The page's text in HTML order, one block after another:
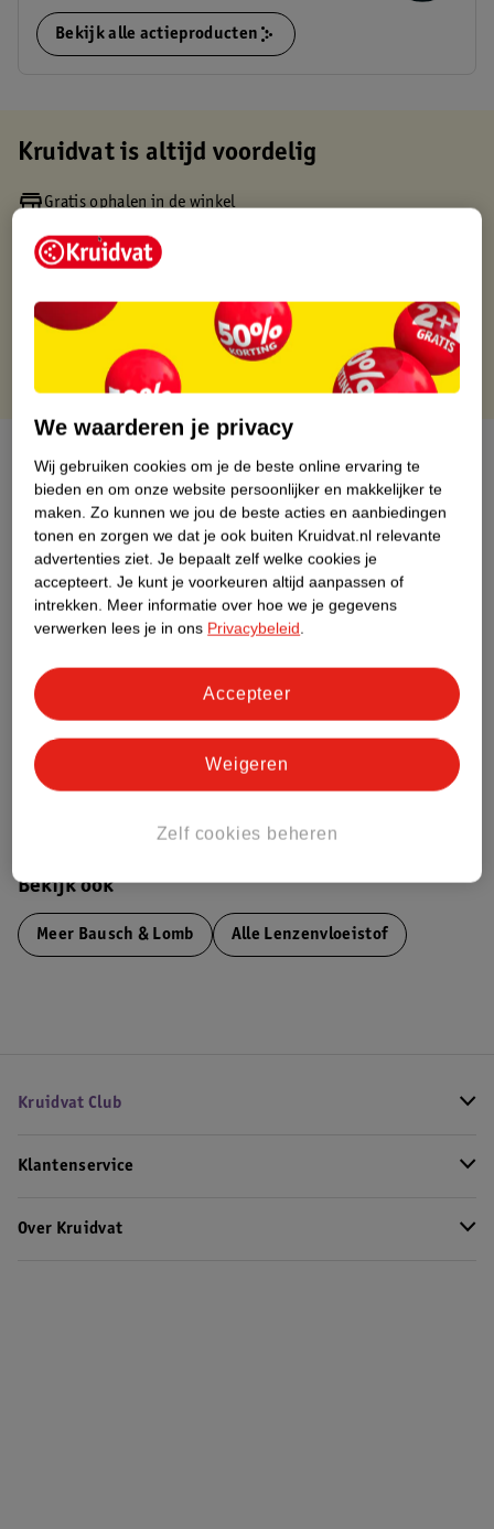
Bekijk alle actieproducten
Kruidvat is altijd voordelig
Gratis ophalen in de winkel
Gratis thuisbezorgd vanaf 50.00
Gratis punten met je Kruidvat kaart
Over dit product
Productinformatie
Etiketinformatie
Nature Impact Score
Dit product heeft (nog) geen Nature
Impact Score.
Bekijk ook
Meer Bausch & Lomb Alle Lenzenvloeistof
Kruidvat Club
Klantenservice
Over Kruidvat
We waarderen je privacy
Wij gebruiken cookies om je de beste online ervaring te
bieden en om onze website persoonlijker en makkelijker te
maken. Zo kunnen we jou de beste acties en aanbiedingen
tonen en zorgen we dat je ook buiten Kruidvat.nl relevante
advertenties ziet. Je bepaalt zelf welke cookies je
accepteert. Je kunt je voorkeuren altijd aanpassen of
intrekken. Meer informatie over hoe we je gegevens
verwerken lees je in ons Privacybeleid.
Zelf cookies beheren
Weigeren
Accepteer